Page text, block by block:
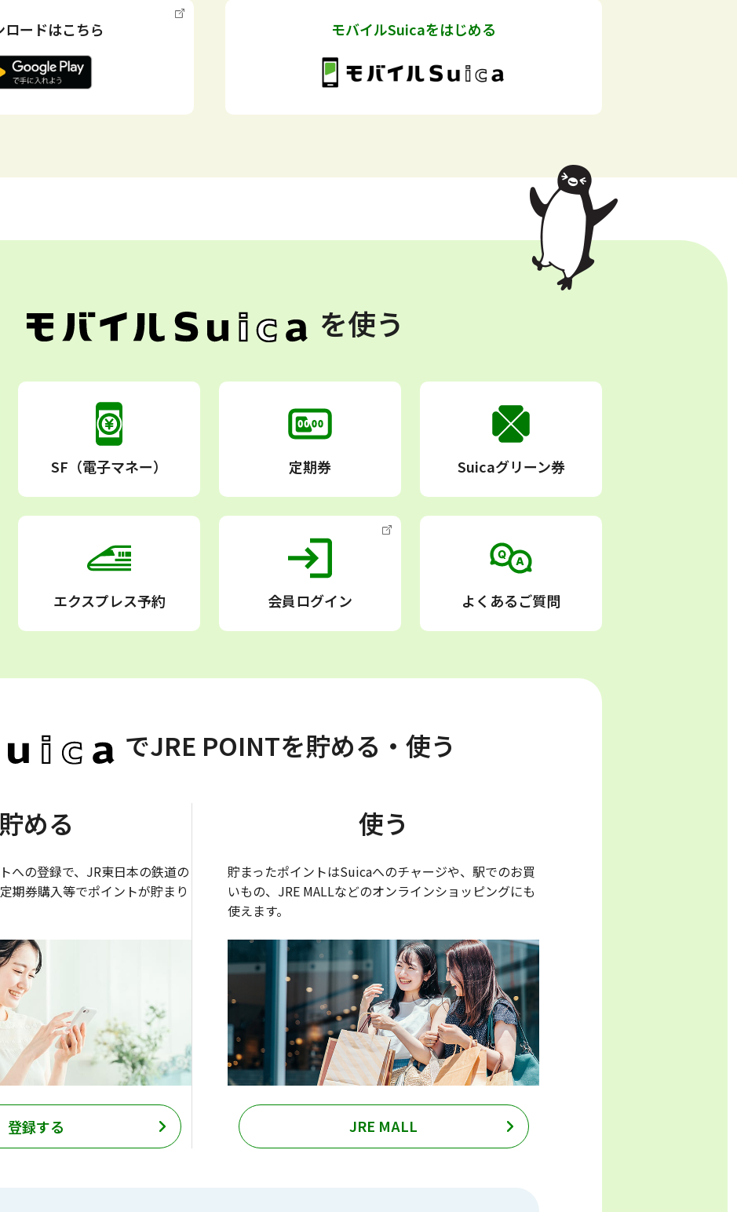
ードはこちら モバイルSuicaをはじめる
を使う
SF（電子マネー） 定期券 Suicaグリーン券
エクスプレス予約 会員ログイン よくあるご質問
でJRE POINTを貯める・使う
貯める
への登録で、JR東日本の鉄道の
期券購入等でポイントが貯まり
登録する
使う
貯まったポイントはSuicaへのチャージや、駅でのお買
いもの、JRE MALLなどのオンラインショッピングにも
使えます。
JRE MALL